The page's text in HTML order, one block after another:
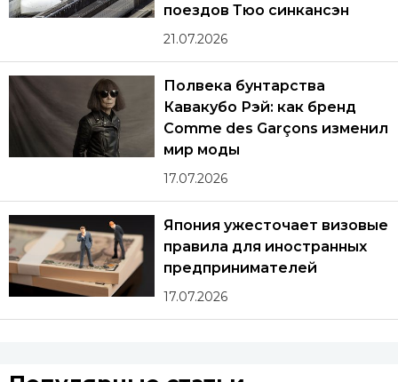
поездов Тюо синкансэн
21.07.2026
Полвека бунтарства
Кавакубо Рэй: как бренд
Comme des Garçons изменил
мир моды
17.07.2026
Япония ужесточает визовые
правила для иностранных
предпринимателей
17.07.2026